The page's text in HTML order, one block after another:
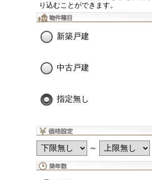
り込むことができます。
新築戸建
中古戸建
指定無し
～